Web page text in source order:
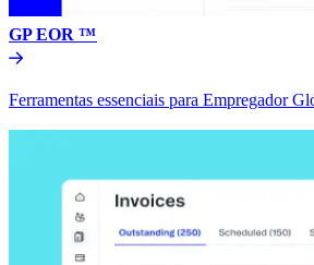
GP EOR ™​​
Ferramentas essenciais para Empregador